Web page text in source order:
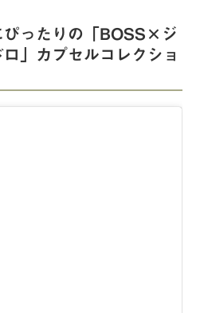
ぴったりの「BOSS×ジ
」カプセルコレクショ